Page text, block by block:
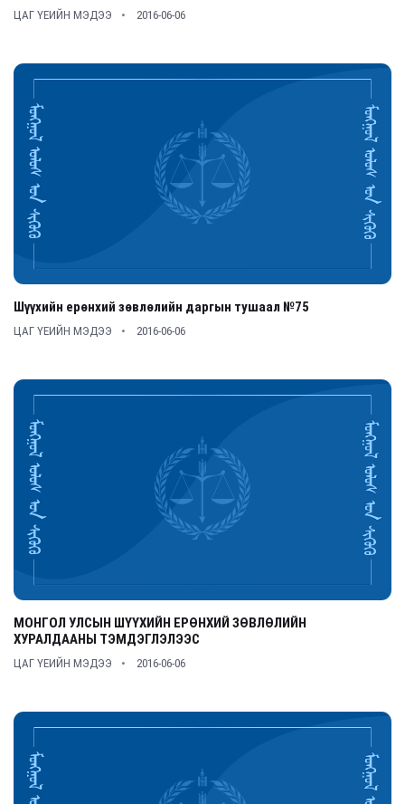
ЦАГ ҮЕИЙН МЭДЭЭ 2016-06-06
Шүүхийн ерөнхий зөвлөлийн даргын тушаал №75
ЦАГ ҮЕИЙН МЭДЭЭ 2016-06-06
МОНГОЛ УЛСЫН ШҮҮХИЙН ЕРӨНХИЙ ЗӨВЛӨЛИЙН
ХУРАЛДААНЫ ТЭМДЭГЛЭЛЭЭС
ЦАГ ҮЕИЙН МЭДЭЭ 2016-06-06